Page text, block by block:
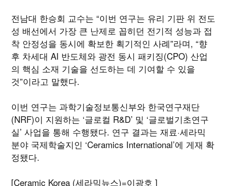
전남대 한승회 교수는 “이번 연구는 유리 기판 위 전도
성 배선에서 가장 큰 난제로 꼽히던 전기적 성능과 접
착 안정성을 동시에 확보한 획기적인 사례”라며, “향
후 차세대 AI 반도체와 광전 동시 패키징(CPO) 산업
의 핵심 소재 기술을 선도하는 데 기여할 수 있을
것”이라고 말했다.
이번 연구는 과학기술정보통신부와 한국연구재단
(NRF)이 지원하는 ‘글로컬 R&D’ 및 ‘글로벌기초연구
실’ 사업을 통해 수행됐다. 연구 결과는 재료·세라믹
분야 국제학술지인 ‘Ceramics International’에 게재 확
정됐다.
[Ceramic Korea (세라믹뉴스)=이광호 ]